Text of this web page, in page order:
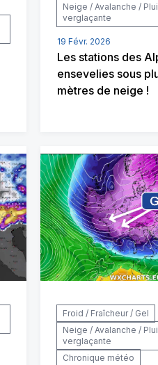
Neige / Avalanche /
verglaçante
19 Févr. 2026
Les stations des
ensevelies sous
mètres de neige !
Froid / Fraîcheur / Gel
Neige / Avalanche /
verglaçante
Chronique météo